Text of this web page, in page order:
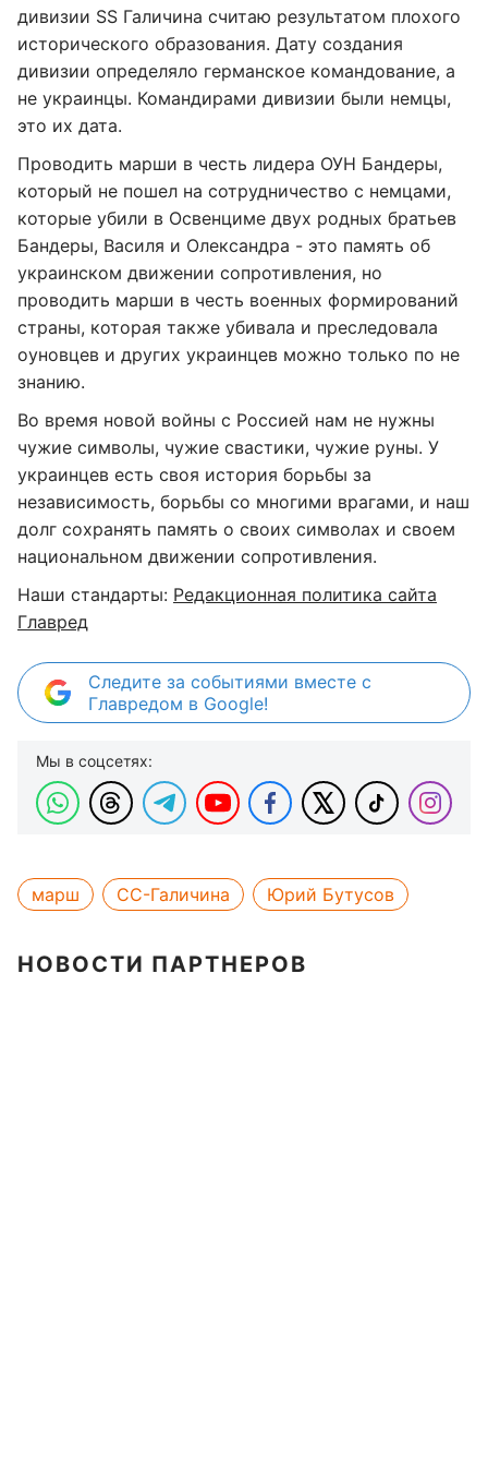
дивизии SS Галичина считаю результатом плохого
исторического образования. Дату создания
дивизии определяло германское командование, а
не украинцы. Командирами дивизии были немцы,
это их дата.
Проводить марши в честь лидера ОУН Бандеры,
который не пошел на сотрудничество с немцами,
которые убили в Освенциме двух родных братьев
Бандеры, Василя и Олександра - это память об
украинском движении сопротивления, но
проводить марши в честь военных формирований
страны, которая также убивала и преследовала
оуновцев и других украинцев можно только по не
знанию.
Во время новой войны с Россией нам не нужны
чужие символы, чужие свастики, чужие руны. У
украинцев есть своя история борьбы за
независимость, борьбы со многими врагами, и наш
долг сохранять память о своих символах и своем
национальном движении сопротивления.
Наши стандарты: Редакционная политика сайта
Главред
Следите за событиями вместе с
Главредом в Google!
Мы в соцсетях:
марш СС-Галичина Юрий Бутусов
НОВОСТИ ПАРТНЕРОВ